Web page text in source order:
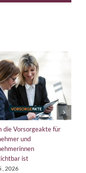
die Vorsorgeakte für
und
ist
, 2026